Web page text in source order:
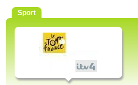
Sport